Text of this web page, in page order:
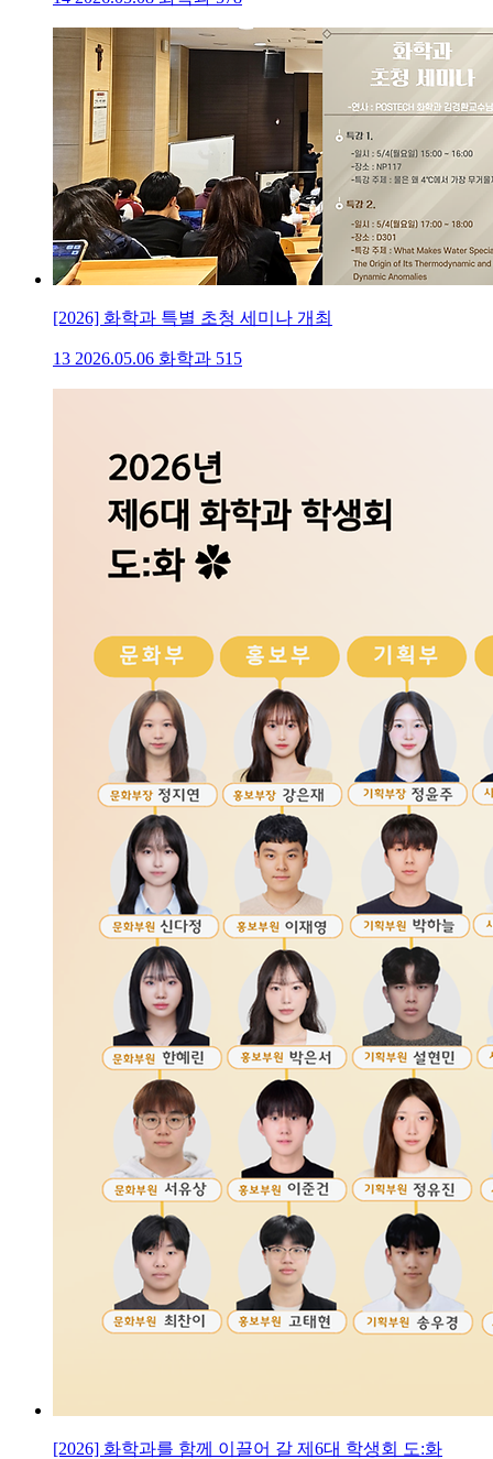
[2026] 화학과 특별 초청 세미나 개최
13 2026.05.06 화학과 515
[2026] 화학과를 함께 이끌어 갈 제6대 학생회 도:화